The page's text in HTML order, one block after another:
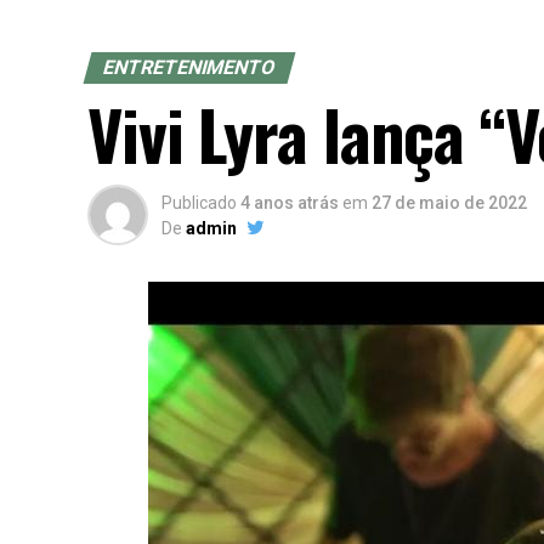
ENTRETENIMENTO
Vivi Lyra lança
Publicado 4 anos atrás em 27 de maio de 2022
De admin